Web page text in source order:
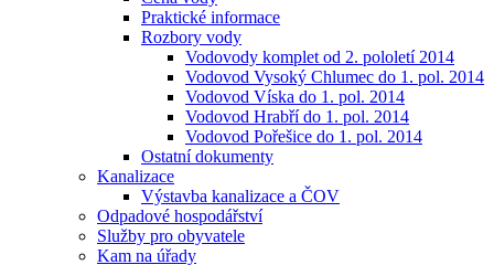
Praktické informace
Rozbory vody
Vodovody komplet od 2. pololetí 2014
Vodovod Vysoký Chlumec do 1. pol. 2014
Vodovod Víska do 1. pol. 2014
Vodovod Hrabří do 1. pol. 2014
Vodovod Pořešice do 1. pol. 2014
Ostatní dokumenty
Kanalizace
Výstavba kanalizace a ČOV
Odpadové hospodářství
Služby pro obyvatele
Kam na úřady